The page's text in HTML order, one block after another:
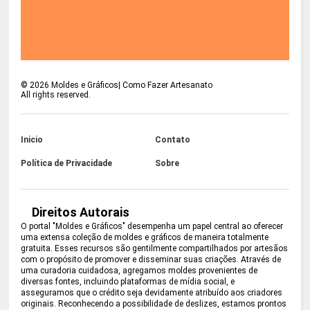
©2026 Moldes e Gráficos| Como Fazer Artesanato
All rights reserved.
Inicio Contato
Política de Privacidade Sobre
Direitos Autorais
O portal "Moldes e Gráficos" desempenha um papel central ao oferecer
uma extensa coleção de moldes e gráficos de maneira totalmente
gratuita. Esses recursos são gentilmente compartilhados por artesãos
com o propósito de promover e disseminar suas criações. Através de
uma curadoria cuidadosa, agregamos moldes provenientes de
diversas fontes, incluindo plataformas de mídia social, e
asseguramos que o crédito seja devidamente atribuído aos criadores
originais. Reconhecendo a possibilidade de deslizes, estamos prontos